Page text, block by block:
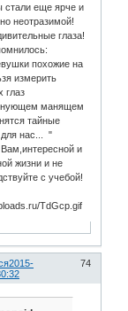
стали еще ярче и
неотразимой!
глаза!
похожие на
измерить
глаз
манящем
тайные
нас... "
и
жизни и не
с учебой!
74
2015-